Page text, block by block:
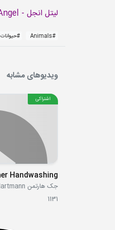
لیتل انجل - Little Angel
#
Animals
#حیوانات
ویدیوهای مشابه
اشتراکی
جک هارتمن Jack Hartmann
1131